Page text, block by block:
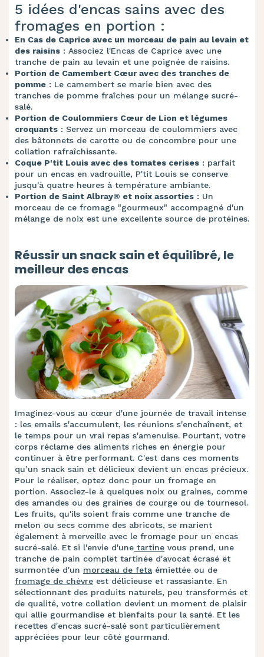
5 idées d'encas sains avec des
fromages en portion :
En Cas de Caprice avec un morceau de pain au levain et
des raisins : Associez l'Encas de Caprice avec une
tranche de pain au levain et une poignée de raisins.
Portion de Camembert Cœur avec des tranches de
pomme : Le camembert se marie bien avec des
tranches de pomme fraîches pour un mélange sucré-
salé.
Portion de Coulommiers Cœur de Lion et légumes
croquants : Servez un morceau de coulommiers avec
des bâtonnets de carotte ou de concombre pour une
collation rafraîchissante.
Coque P'tit Louis avec des tomates cerises : parfait
pour un encas en vadrouille, P'tit Louis se conserve
jusqu'à quatre heures à température ambiante.
Portion de Saint Albray® et noix assorties : Un
morceau de ce fromage "gourmeux" accompagné d'un
mélange de noix est une excellente source de protéines.
Réussir un snack sain et équilibré, le
meilleur des encas
Imaginez-vous au cœur d'une journée de travail intense
: les emails s'accumulent, les réunions s'enchaînent, et
le temps pour un vrai repas s'amenuise. Pourtant, votre
corps réclame des aliments riches en énergie pour
continuer à être performant. C'est dans ces moments
qu’un snack sain et délicieux devient un encas précieux.
Pour le réaliser, optez donc pour un fromage en
portion. Associez-le à quelques noix ou graines, comme
des amandes ou des graines de courge ou de tournesol.
Les fruits, qu'ils soient frais comme une tranche de
melon ou secs comme des abricots, se marient
également à merveille avec le fromage pour un encas
sucré-salé. Et si l'envie d'une tartine vous prend, une
tranche de pain complet tartinée d'avocat écrasé et
surmontée d'un morceau de feta émiettée ou de
fromage de chèvre est délicieuse et rassasiante. En
sélectionnant des produits naturels, peu transformés et
de qualité, votre collation devient un moment de plaisir
qui allie gourmandise et bienfaits pour la santé. Et les
recettes d'encas sucré-salé sont particulièrement
appréciées pour leur côté gourmand.